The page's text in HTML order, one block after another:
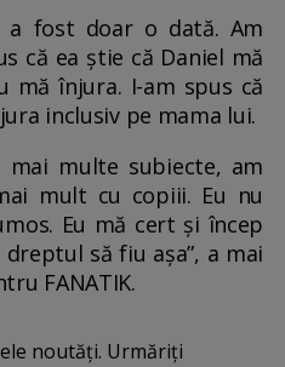
a fost doar o dată. Am
că ea știe că Daniel mă
înjura. I-am spus că
inclusiv pe mama lui.
multe subiecte, am
mult cu copiii. Eu nu
Eu mă cert și încep
să fiu așa”, a mai
FANATIK.
noutăți. Urmăriți